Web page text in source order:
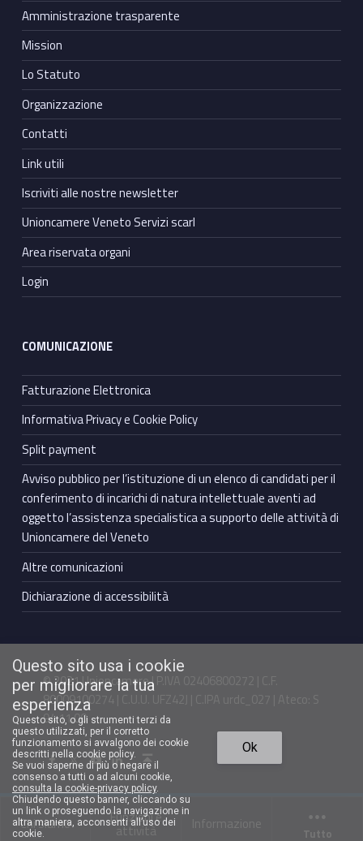
Chi siamo Funzioni e
attività Informazione
Tutto
Amministrazione trasparente
Mission
Lo Statuto
Organizzazione
Contatti
Link utili
Iscriviti alle nostre newsletter
Unioncamere Veneto Servizi scarl
Area riservata organi
Login
COMUNICAZIONE
Fatturazione Elettronica
Informativa Privacy e Cookie Policy
Split payment
Avviso pubblico per l’istituzione di un elenco di candidati per il
conferimento di incarichi di natura intellettuale aventi ad
oggetto l’assistenza specialistica a supporto delle attività di
Unioncamere del Veneto
Altre comunicazioni
Dichiarazione di accessibilità
© 2021 Unioncamere | P.IVA 02406800272 | C.F.
80009100274 | C.U.U. UFZ42J | C.IPA urdc_027 | Ateco: S
94.11.00
Facebook Unioncamere VenetoTwitter Unioncamere VenetoYoutube Unioncamere VenetoLinkedin Unioncamere Veneto Torna in cima ↑
Questo sito usa i cookie
per migliorare la tua
esperienza
Questo sito, o gli strumenti terzi da
questo utilizzati, per il corretto
funzionamento si avvalgono dei cookie
descritti nella cookie policy.
Se vuoi saperne di più o negare il
consenso a tutti o ad alcuni cookie,
consulta la cookie-privacy policy.
Chiudendo questo banner, cliccando su
un link o proseguendo la navigazione in
altra maniera, acconsenti all’uso dei
cookie.
Ok